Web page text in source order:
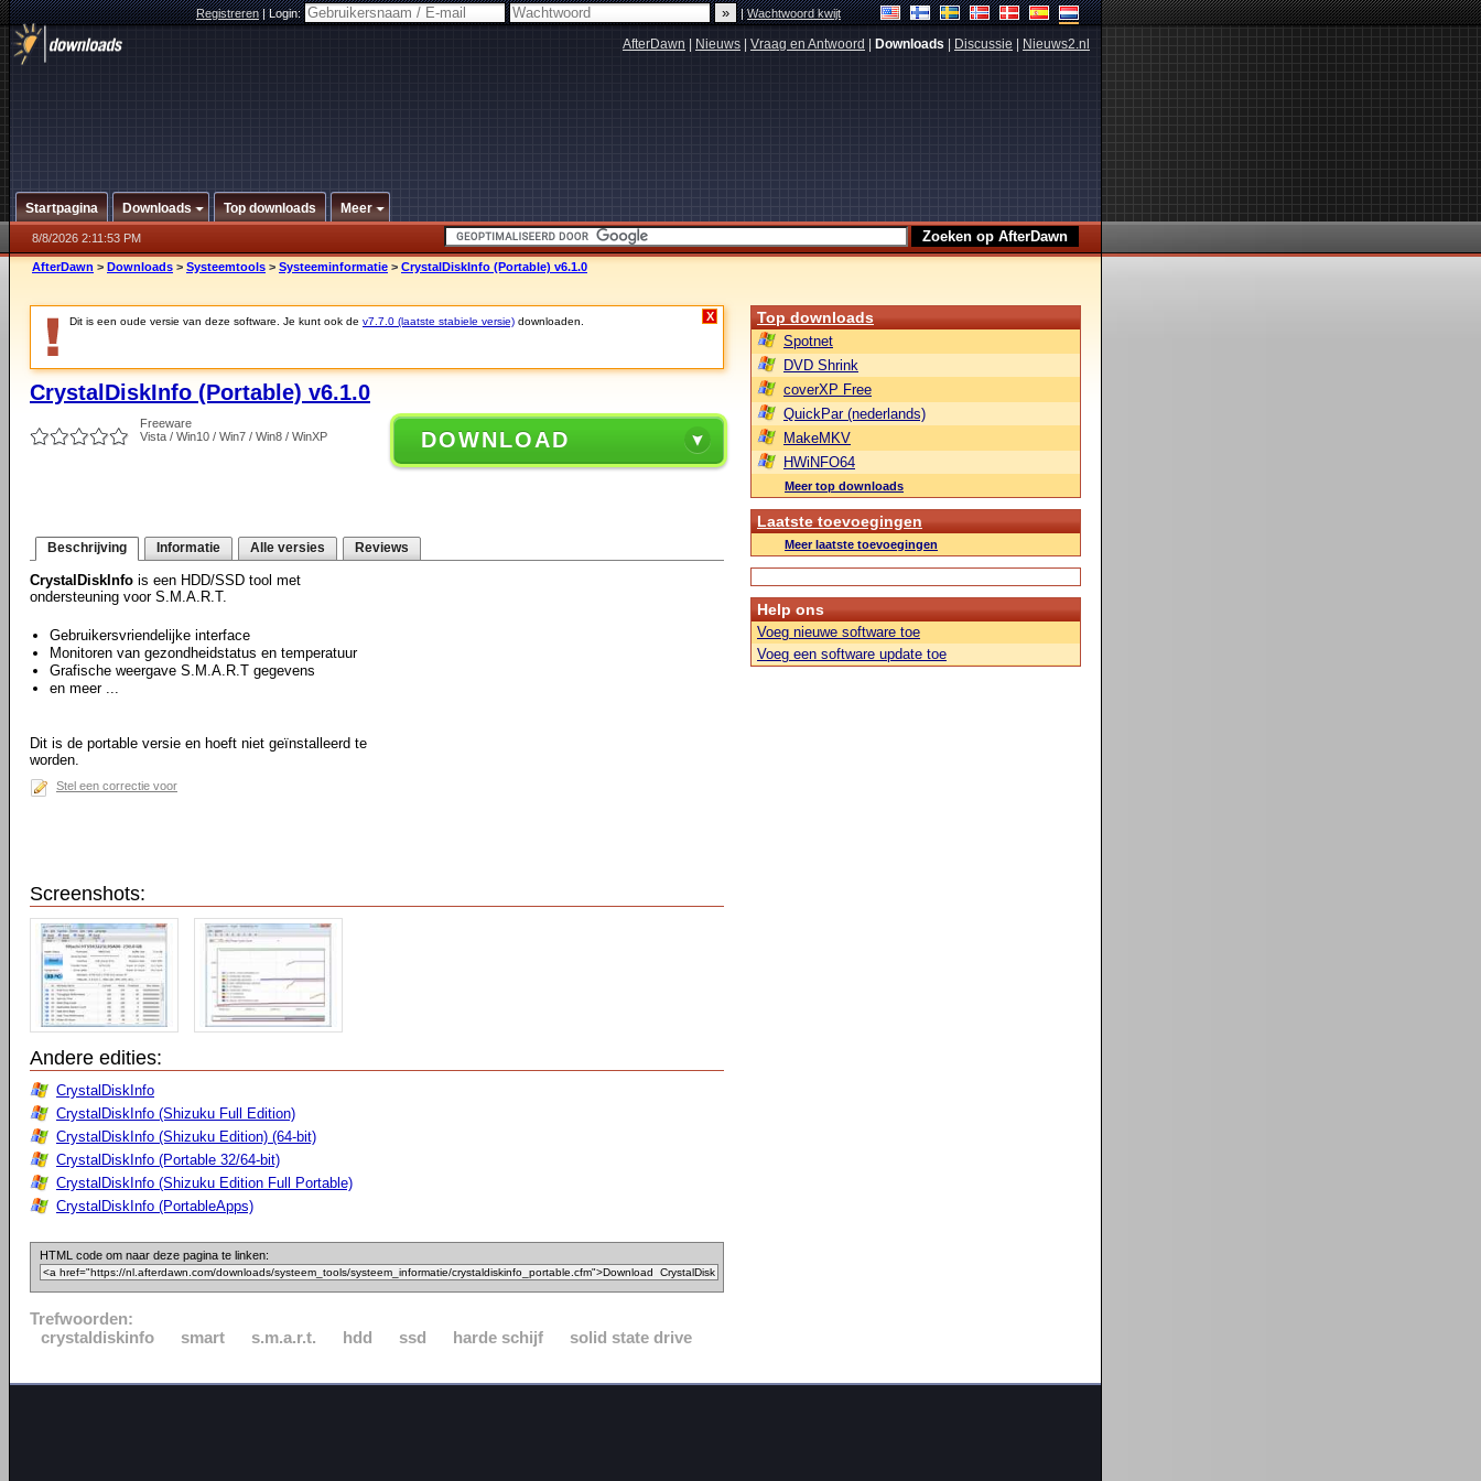
Registreren|Login: |Wachtwoord kwijt
AfterDawn Nieuws Vraag en Antwoord Downloads Discussie Nieuws2.nl
Startpagina Downloads Top downloads Meer
8/8/2026 2:11:53 PM
AfterDawn > Downloads > Systeemtools > Systeeminformatie > CrystalDiskInfo (Portable) v6.1.0
Dit is een oude versie van deze software. Je kunt ook de v7.7.0 (laatste stabiele versie) downloaden. X
CrystalDiskInfo (Portable) v6.1.0
Freeware
Vista / Win10 / Win7 / Win8 / WinXP
DOWNLOAD
Beschrijving Informatie Alle versies Reviews
CrystalDiskInfo is een HDD/SSD tool met
ondersteuning voor S.M.A.R.T.
Gebruikersvriendelijke interface
Monitoren van gezondheidstatus en temperatuur
Grafische weergave S.M.A.R.T gegevens
en meer ...
Dit is de portable versie en hoeft niet geïnstalleerd te
worden.
Stel een correctie voor
Screenshots:
Andere edities:
CrystalDiskInfo
CrystalDiskInfo (Shizuku Full Edition)
CrystalDiskInfo (Shizuku Edition) (64-bit)
CrystalDiskInfo (Portable 32/64-bit)
CrystalDiskInfo (Shizuku Edition Full Portable)
CrystalDiskInfo (PortableApps)
HTML code om naar deze pagina te linken:
Trefwoorden:
crystaldiskinfo
smart s.m.a.r.t. hdd ssd harde schijf solid state drive
Top downloads
Spotnet
DVD Shrink
coverXP Free
QuickPar (nederlands)
MakeMKV
HWiNFO64
Meer top downloads
Laatste toevoegingen
Meer laatste toevoegingen
Help ons
Voeg nieuwe software toe
Voeg een software update toe